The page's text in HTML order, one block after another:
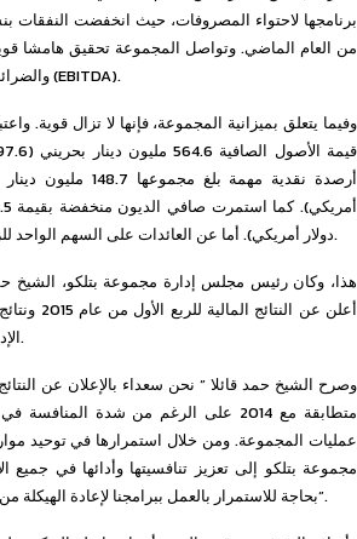
من العام الماضي. وتواصل المجموعة تحقيق هامشا قويا
والضرائب والاستهلاك والاستقطاعات (EBITDA).
دولار أمريكي). أما عن العائدات على السهم الواحد للربع الأول، فقد بلغت 8.6 فلسا.
هذا، وكان رئيس مجلس إدارة مجموعة بتلكو، الشيخ
أعلن عن
الإدارة الذي عقد بتاريخ 29 أبريل.
وصرح الشيخ حمد قائلا ” نحن سعداء بالإعلان عن
متطابقة مع 2014 على الرغم من شدة
عمليات المجموعة. ومن خلال استمرارها في توحيد
مجموعة بتلكو إلى تعزيز تنافسيتها وأدائها في جميع
بحاجة للاستمرار بالعمل ببرامجنا لإعادة الهيكلة من أجل تقليص نفقاتنا التشغيلية”.